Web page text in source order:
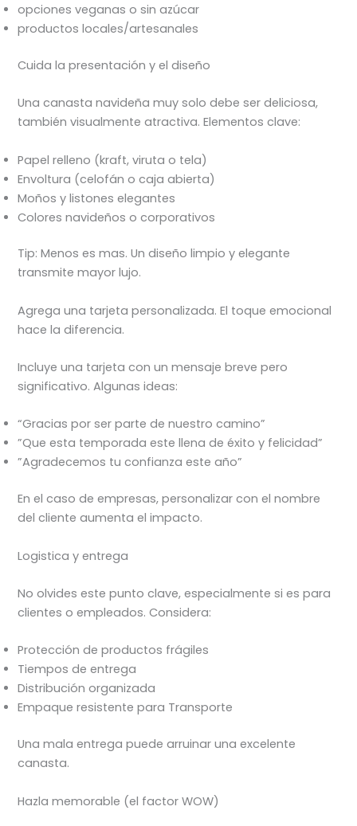
opciones veganas o sin azúcar
productos locales/artesanales
Cuida la presentación y el diseño
Una canasta navideña muy solo debe ser deliciosa,
también visualmente atractiva. Elementos clave:
Papel relleno (kraft, viruta o tela)
Envoltura (celofán o caja abierta)
Moños y listones elegantes
Colores navideños o corporativos
Tip: Menos es mas. Un diseño limpio y elegante
transmite mayor lujo.
Agrega una tarjeta personalizada. El toque emocional
hace la diferencia.
Incluye una tarjeta con un mensaje breve pero
significativo. Algunas ideas:
“Gracias por ser parte de nuestro camino”
”Que esta temporada este llena de éxito y felicidad”
”Agradecemos tu confianza este año”
En el caso de empresas, personalizar con el nombre
del cliente aumenta el impacto.
Logistica y entrega
No olvides este punto clave, especialmente si es para
clientes o empleados. Considera:
Protección de productos frágiles
Tiempos de entrega
Distribución organizada
Empaque resistente para Transporte
Una mala entrega puede arruinar una excelente
canasta.
Hazla memorable (el factor WOW)